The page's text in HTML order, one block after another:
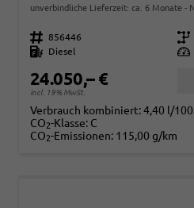
unverbindliche Lieferzeit: ca. 6 Monate
Fahrzeugnr. 856446 Getriebe
Kraftstoff
Diesel Leistung
24.050,– €
incl. 19% MwSt.
Verbrauch kombiniert:4,40 l/
CO2-Klasse: C
CO2-Emissionen: 115,00 g/km